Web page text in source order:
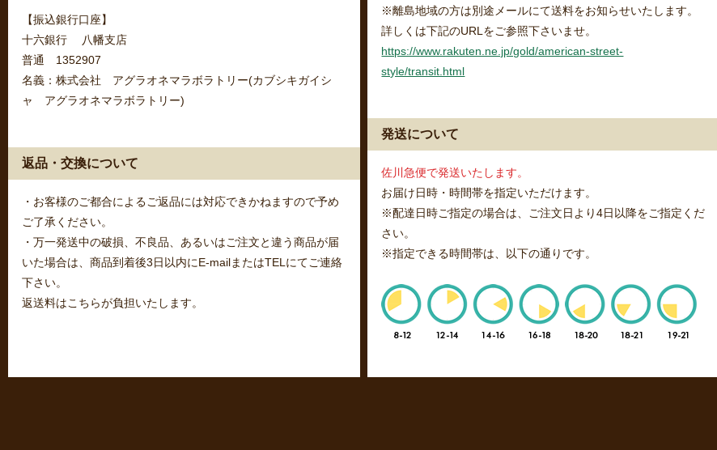
【振込銀行口座】
十六銀行 八幡支店
普通 1352907
名義：株式会社 アグラオネマラボラトリー(カブシキガイシ
ャ アグラオネマラボラトリー)
返品・交換について
・お客様のご都合によるご返品には対応できかねますので予め
ご了承ください。
・万一発送中の破損、不良品、あるいはご注文と違う商品が届
いた場合は、商品到着後3日以内にE-mailまたはTELにてご連絡
下さい。
返送料はこちらが負担いたします。
※離島地域の方は別途メールにて送料をお知らせいたします。
詳しくは下記のURLをご参照下さいませ。
https://www.rakuten.ne.jp/gold/american-street-
style/transit.html
発送について
佐川急便で発送いたします。
お届け日時・時間帯を指定いただけます。
※配達日時ご指定の場合は、ご注文日より4日以降をご指定くだ
さい。
※指定できる時間帯は、以下の通りです。